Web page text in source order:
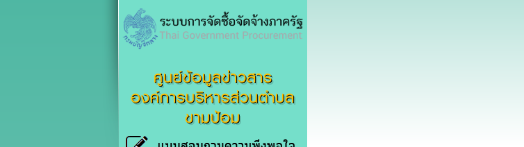
ศูนย์ข้อมูลข่าวสาร
องค์การบริหารส่วนตำบล
ขามป้อม